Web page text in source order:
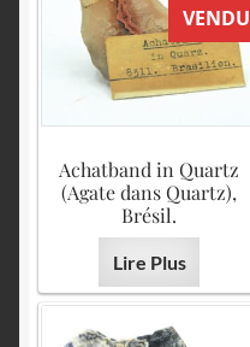
VENDU
Achatband in Quartz
(Agate dans Quartz),
Brésil.
Lire Plus